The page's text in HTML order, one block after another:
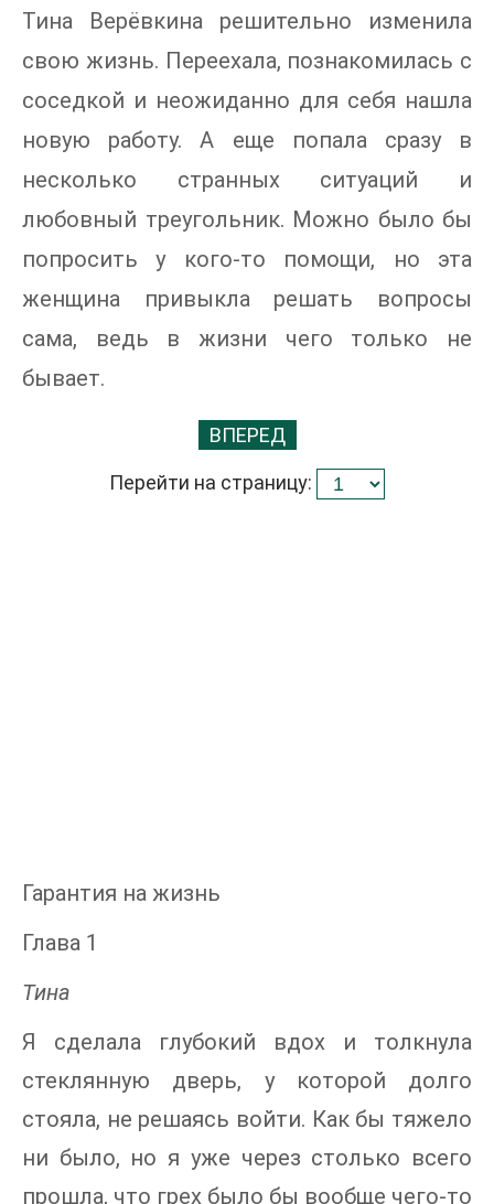
Тина Верёвкина решительно изменила
свою жизнь. Переехала, познакомилась с
соседкой и неожиданно для себя нашла
новую работу. А еще попала сразу в
несколько странных ситуаций и
любовный треугольник. Можно было бы
попросить у кого-то помощи, но эта
женщина привыкла решать вопросы
сама, ведь в жизни чего только не
бывает.
ВПЕРЕД
Перейти на страницу:
Гарантия на жизнь
Глава 1
Тина
Я сделала глубокий вдох и толкнула
стеклянную дверь, у которой долго
стояла, не решаясь войти. Как бы тяжело
ни было, но я уже через столько всего
прошла, что грех было бы вообще чего-то